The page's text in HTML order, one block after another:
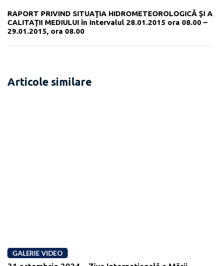
RAPORT PRIVIND SITUAŢIA HIDROMETEOROLOGICĂ ŞI A
CALITAŢII MEDIULUI în intervalul 28.01.2015 ora 08.00 –
29.01.2015, ora 08.00
Articole similare
GALERIE VIDEO